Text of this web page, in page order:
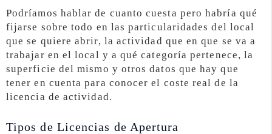
Podríamos hablar de cuanto cuesta pero habría qué
fijarse sobre todo en las particularidades del local
que se quiere abrir, la actividad que en que se va a
trabajar en el local y a qué categoría pertenece, la
superficie del mismo y otros datos que hay que
tener en cuenta para conocer el coste real de la
licencia de actividad.
Tipos de Licencias de Apertura